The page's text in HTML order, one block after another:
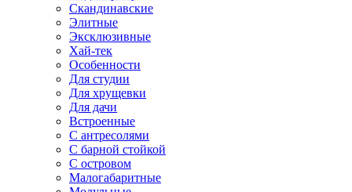
Скандинавские
Элитные
Эксклюзивные
Хай-тек
Особенности
Для студии
Для хрущевки
Для дачи
Встроенные
С антресолями
С барной стойкой
С островом
Малогабаритные